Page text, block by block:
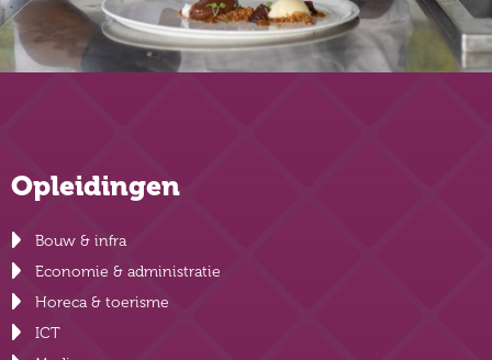
Opleidingen
Bouw & infra
Economie & administratie
Horeca & toerisme
ICT